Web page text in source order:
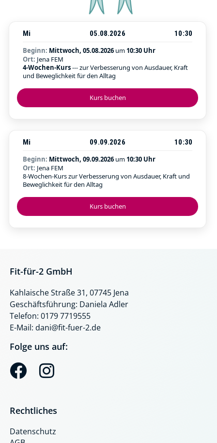
Kurs buchen
Mi 05.08.2026
10:30
Beginn: Mittwoch, 05.08.2026 um 10:30 Uhr
Ort: Jena FEM
4-Wochen-Kurs--- zur Verbesserung von Ausdauer, Kraft
und Beweglichkeit für den Alltag
Kurs buchen
Mi 09.09.2026
10:30
Beginn: Mittwoch, 09.09.2026 um 10:30 Uhr
Ort: Jena FEM
8-Wochen-Kurs zur Verbesserung von Ausdauer, Kraft und
Beweglichkeit für den Alltag
Fit-für-2 GmbH
Kahlaische Straße 31, 07745 Jena
Geschäftsführung: Daniela Adler
Telefon: 0179 7719555
E-Mail: dani@fit-fuer-2.de
Folge uns auf:
F
a
c
e
b
I
s
t
a
Rechtliches
Datenschutz